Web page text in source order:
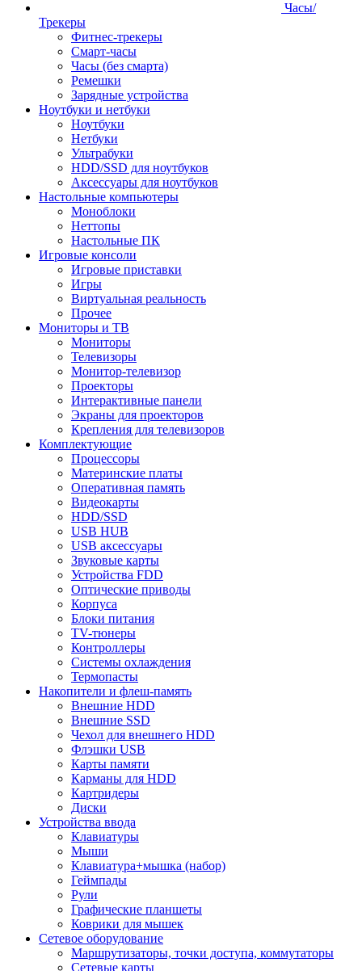
Часы/
Трекеры
Фитнес-трекеры
Смарт-часы
Часы (без смарта)
Ремешки
Зарядные устройства
Ноутбуки и нетбуки
Ноутбуки
Нетбуки
Ультрабуки
HDD/SSD для ноутбуков
Аксессуары для ноутбуков
Настольные компьютеры
Моноблоки
Неттопы
Настольные ПК
Игровые консоли
Игровые приставки
Игры
Виртуальная реальность
Прочее
Мониторы и ТВ
Мониторы
Телевизоры
Монитор-телевизор
Проекторы
Интерактивные панели
Экраны для проекторов
Крепления для телевизоров
Комплектующие
Процессоры
Материнские платы
Оперативная память
Видеокарты
HDD/SSD
USB HUB
USB аксессуары
Звуковые карты
Устройства FDD
Оптические приводы
Корпуса
Блоки питания
TV-тюнеры
Контроллеры
Системы охлаждения
Термопасты
Накопители и флеш-память
Внешние HDD
Внешние SSD
Чехол для внешнего HDD
Флэшки USB
Карты памяти
Карманы для HDD
Картридеры
Диски
Устройства ввода
Клавиатуры
Мыши
Клавиатура+мышка (набор)
Геймпады
Рули
Графические планшеты
Коврики для мышек
Сетевое оборудование
Маршрутизаторы, точки доступа, коммутаторы
Сетевые карты